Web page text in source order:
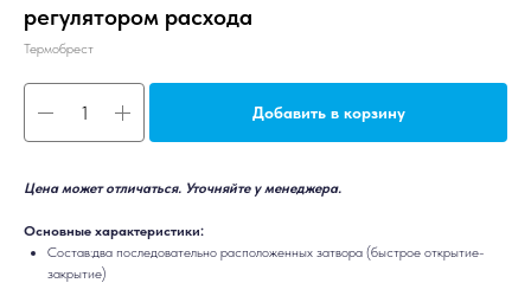
регулятором расхода
Термобрест
Добавить в корзину
Цена может отличаться. Уточняйте у менеджера.
Основные характеристики:
Состав:два последовательно расположенных затвора (быстрое открытие-
закрытие)